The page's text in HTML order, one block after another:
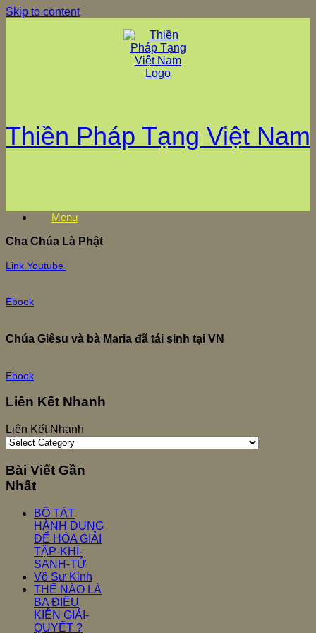
Skip to content
Thiền Pháp Tạng Việt Nam
Menu
Cha Chúa Là Phật
Link Youtube
Ebook
Chúa Giêsu và bà Maria đã tái sinh tại VN
Ebook
Liên Kết Nhanh
Liên Kết Nhanh
Bài Viết Gần
Nhất
BỒ TÁT
HÀNH DỤNG
ĐỂ HÓA GIẢI
TẬP-KHÍ-
SANH-TỬ
Vô Sư Kinh
THẾ NÀO LÀ
BA ĐIỀU
KIỆN GIẢI-
QUYẾT ?